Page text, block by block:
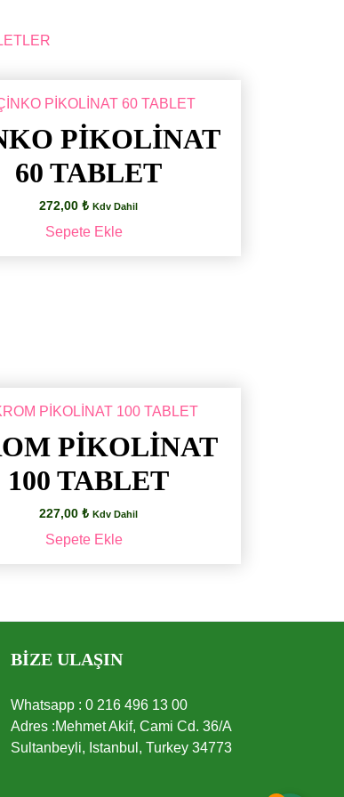
PİKOLİNAT
60 TABLET
272,00₺ Kdv Dahil
Sepete Ekle
PİKOLİNAT
100 TABLET
227,00₺ Kdv Dahil
Sepete Ekle
BİZE ULAŞIN
Whatsapp : 0 216 496 13 00
Adres :Mehmet Akif, Cami Cd. 36/A
Sultanbeyli, Istanbul, Turkey 34773